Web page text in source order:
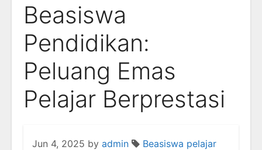
Beasiswa
Pendidikan:
Peluang Emas
Pelajar Berprestasi
Jun 4, 2025 by admin
Beasiswa pelajar